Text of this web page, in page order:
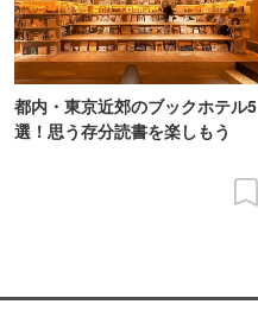
都内・東京近郊のブックホテル5
選！思う存分読書を楽しもう